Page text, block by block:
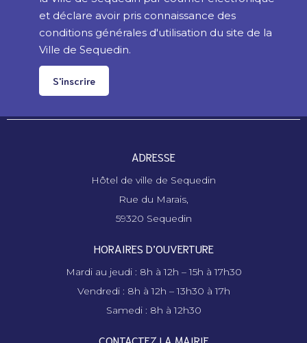
et déclare avoir pris connaissance des
conditions générales d'utilisation du site de la
Ville de Sequedin.
S'inscrire
ADRESSE
Hôtel de ville de Sequedin
Rue du Marais,
59320 Sequedin
HORAIRES D’OUVERTURE
Mardi au jeudi : 8h à 12h – 15h à 17h30
Vendredi : 8h à 12h – 13h30 à 17h
Samedi : 8h à 12h30
CONTACTEZ LA MAIRIE